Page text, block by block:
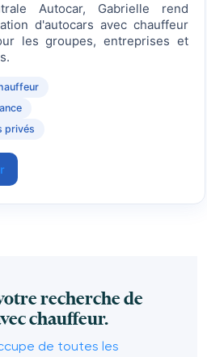
Autocar, Gabrielle rend
d'autocars avec chauffeur
les groupes, entreprises et
privés
recherche de
chauffeur.
de toutes les